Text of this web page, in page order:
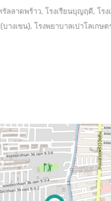
รัลลาดพร้าว, โรงเรียนบุญฤดี, โ
างเขน), โรงพยาบาลเปาโลเกษต